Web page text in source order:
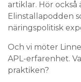
artiklar. Hör också
Elinstallapodden
näringspolitisk
Och vi möter
APL-erfarenhet.
praktiken?